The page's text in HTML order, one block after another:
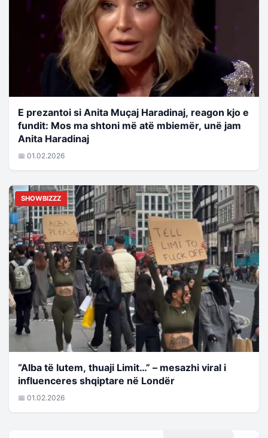
E prezantoi si Anita Muçaj Haradinaj, reagon kjo e
fundit: Mos ma shtoni më atë mbiemër, unë jam
Anita Haradinaj
📅 01.02.2026
SHOWBIZZZ
“Alba të lutem, thuaji Limit…” – mesazhi viral i
influenceres shqiptare në Londër
📅 01.02.2026